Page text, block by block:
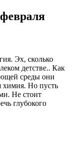
Эх, сколько
детстве.. Как
среды они
химия. Но пусть
Не стоит
глубокого